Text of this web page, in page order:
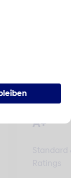
A+
Standard
Ratings